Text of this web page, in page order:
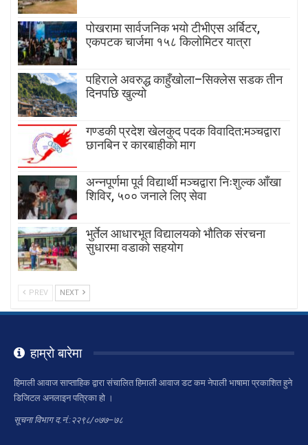
पोखरामा सार्वजनिक भयो टीभीएस अर्बिटर,
एकपटक चार्जमा १५८ किलोमिटर यात्रा
पहिराले अवरुद्ध काहुँखोला–सिक्लेस सडक तीन
दिनपछि खुल्यो
गण्डकी प्रदेश खेलकुद पदक विवादित:मञ्चद्वारा
छानबिन र कारबाहीको माग
अन्नपूर्णमा पूर्व विद्यार्थी मञ्चद्वारा निःशुल्क आँखा
शिविर, ५०० जनाले लिए सेवा
भुर्तेल आधारभूत विद्यालयको भौतिक संरचना
सुधारमा वडाको सहयोग
PREV NEXT
हाम्रो बारेमा
हिमाली आवाज साप्ताहिक द्वारा संचालित हिमाली आवाज डट कम नेपाली भाषामा प्रकाशित हुने
डिजिटल अनलाइन पत्रिका हो ।
सूचना विभाग द.नं.:२२९८/०७७–७८